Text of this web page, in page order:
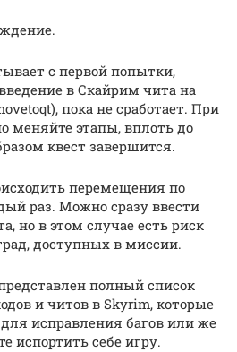
с первой попытки,
в Скайрим чита на
пока не сработает. При
меняйте этапы, вплоть до
квест завершится.
перемещения по
раз. Можно сразу ввести
но в этом случае есть риск
доступных в миссии.
полный список
и читов в Skyrim, которые
исправления багов или же
испортить себе игру.